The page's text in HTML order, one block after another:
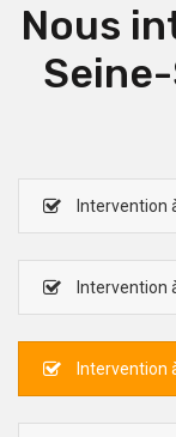
Nous
Intervention
Intervention
Intervention